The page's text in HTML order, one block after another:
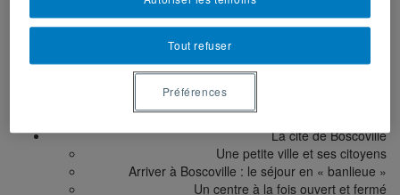
À proposdu projet+
Présentation du projet de recherche
Les témoins de notre enquête
Pour en savoir plus…
Crédits et remerciements
La cité deBoscoville
Une petite ville et ses citoyens
Arriver à Boscoville : le séjour en « banlieue »
Un centre à la fois ouvert et fermé
Tout refuser
Préférences